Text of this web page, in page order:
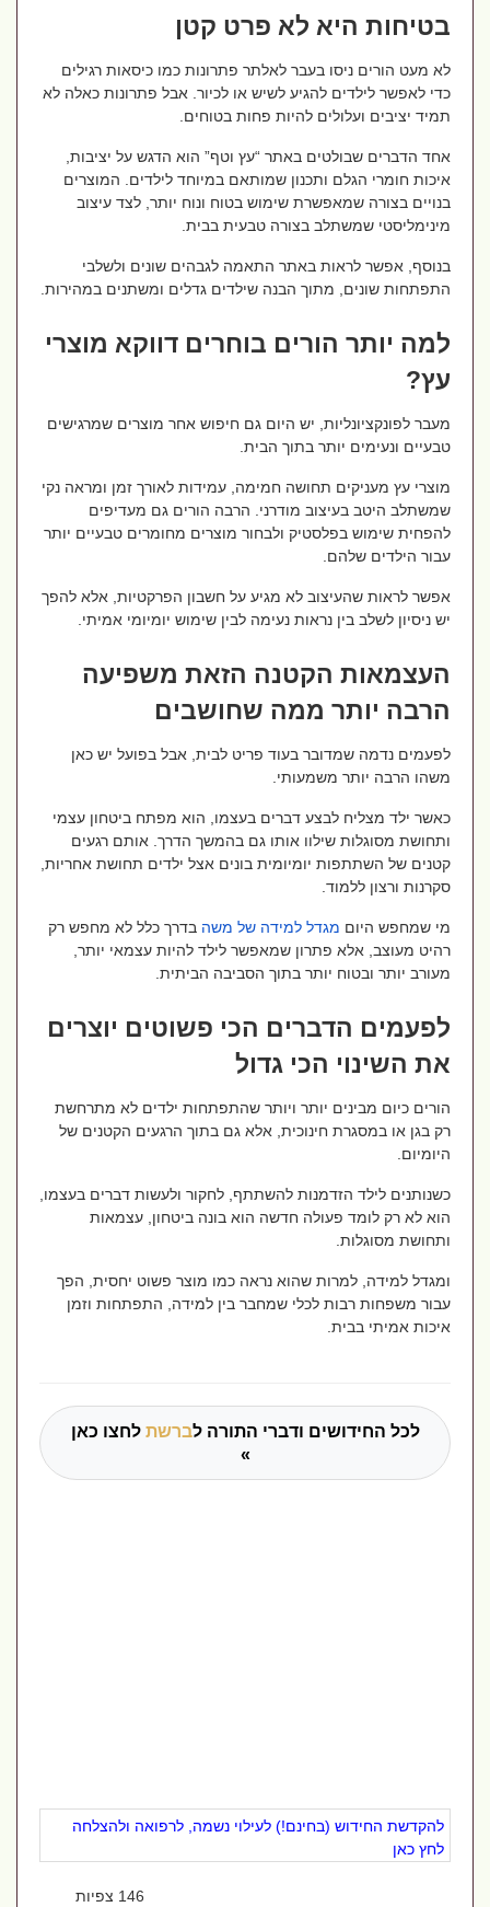
בטיחות היא לא פרט קטן
לא מעט הורים ניסו בעבר לאלתר פתרונות כמו כיסאות רגילים
כדי לאפשר לילדים להגיע לשיש או לכיור. אבל פתרונות כאלה לא
תמיד יציבים ועלולים להיות פחות בטוחים.
אחד הדברים שבולטים באתר “עץ וטף” הוא הדגש על יציבות,
איכות חומרי הגלם ותכנון שמותאם במיוחד לילדים. המוצרים
בנויים בצורה שמאפשרת שימוש בטוח ונוח יותר, לצד עיצוב
מינימליסטי שמשתלב בצורה טבעית בבית.
בנוסף, אפשר לראות באתר התאמה לגבהים שונים ולשלבי
התפתחות שונים, מתוך הבנה שילדים גדלים ומשתנים במהירות.
למה יותר הורים בוחרים דווקא מוצרי
עץ?
מעבר לפונקציונליות, יש היום גם חיפוש אחר מוצרים שמרגישים
טבעיים ונעימים יותר בתוך הבית.
מוצרי עץ מעניקים תחושה חמימה, עמידות לאורך זמן ומראה נקי
שמשתלב היטב בעיצוב מודרני. הרבה הורים גם מעדיפים
להפחית שימוש בפלסטיק ולבחור מוצרים מחומרים טבעיים יותר
עבור הילדים שלהם.
אפשר לראות שהעיצוב לא מגיע על חשבון הפרקטיות, אלא להפך
יש ניסיון לשלב בין נראות נעימה לבין שימוש יומיומי אמיתי.
העצמאות הקטנה הזאת משפיעה
הרבה יותר ממה שחושבים
לפעמים נדמה שמדובר בעוד פריט לבית, אבל בפועל יש כאן
משהו הרבה יותר משמעותי.
כאשר ילד מצליח לבצע דברים בעצמו, הוא מפתח ביטחון עצמי
ותחושת מסוגלות שילוו אותו גם בהמשך הדרך. אותם רגעים
קטנים של השתתפות יומיומית בונים אצל ילדים תחושת אחריות,
סקרנות ורצון ללמוד.
מי שמחפש היוםמגדל למידה של משהבדרך כלל לא מחפש רק
רהיט מעוצב, אלא פתרון שמאפשר לילד להיות עצמאי יותר,
מעורב יותר ובטוח יותר בתוך הסביבה הביתית.
לפעמים הדברים הכי פשוטים יוצרים
את השינוי הכי גדול
הורים כיום מבינים יותר ויותר שהתפתחות ילדים לא מתרחשת
רק בגן או במסגרת חינוכית, אלא גם בתוך הרגעים הקטנים של
היומיום.
כשנותנים לילד הזדמנות להשתתף, לחקור ולעשות דברים בעצמו,
הוא לא רק לומד פעולה חדשה הוא בונה ביטחון, עצמאות
ותחושת מסוגלות.
ומגדל למידה, למרות שהוא נראה כמו מוצר פשוט יחסית, הפך
עבור משפחות רבות לכלי שמחבר בין למידה, התפתחות וזמן
איכות אמיתי בבית.
לכל החידושים ודברי התורה לברשתלחצו כאן
להקדשת החידוש (בחינם!) לעילוי נשמה, לרפואה ולהצלחה
לחץ כאן
146 צפיות